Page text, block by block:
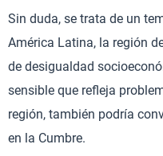
Sin duda, se trata de un
América Latina, la región
de desigualdad
sensible que refleja
región, también podría
en la Cumbre.